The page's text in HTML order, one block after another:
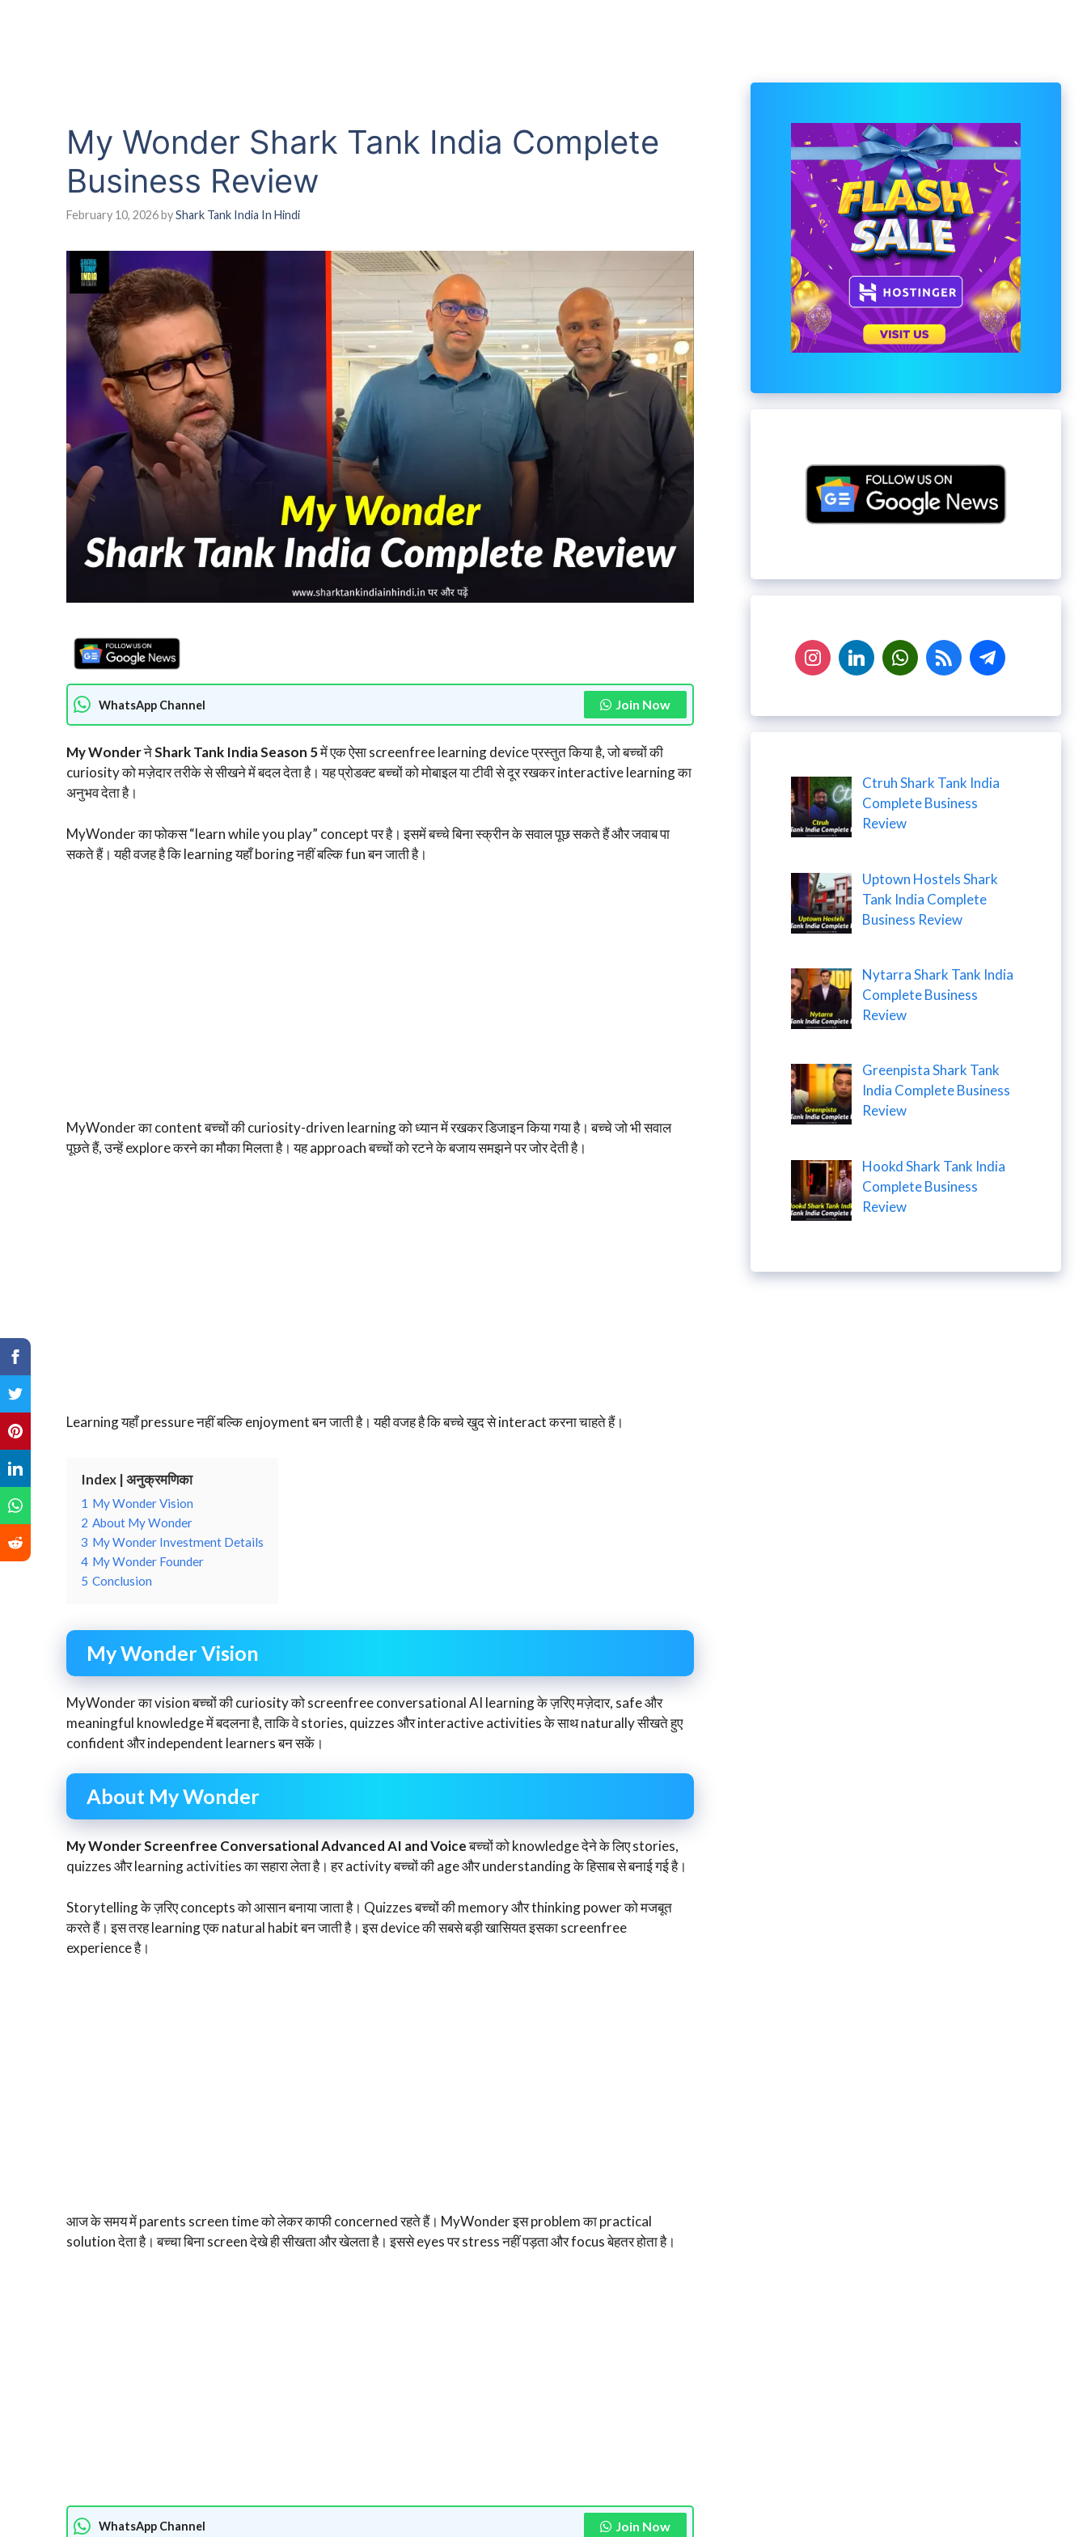
My Wonder Shark Tank India Complete
Business Review
February 10, 2026byShark Tank India In Hindi
WhatsApp Channel Join Now
My WonderनेShark Tank India Season 5में एक ऐसा screenfree learning device प्रस्तुत किया है, जो बच्चों की
curiosity को मज़ेदार तरीके से सीखने में बदल देता है। यह प्रोडक्ट बच्चों को मोबाइल या टीवी से दूर रखकर interactive learning का
अनुभव देता है।
MyWonder का फोकस “learn while you play” concept पर है। इसमें बच्चे बिना स्क्रीन के सवाल पूछ सकते हैं और जवाब पा
सकते हैं। यही वजह है कि learning यहाँ boring नहीं बल्कि fun बन जाती है।
MyWonder का content बच्चों की curiosity-driven learning को ध्यान में रखकर डिजाइन किया गया है। बच्चे जो भी सवाल
पूछते हैं, उन्हें explore करने का मौका मिलता है। यह approach बच्चों को रटने के बजाय समझने पर जोर देती है।
Learning यहाँ pressure नहीं बल्कि enjoyment बन जाती है। यही वजह है कि बच्चे खुद से interact करना चाहते हैं।
Index | अनुक्रमणिका
1 My Wonder Vision
2 About My Wonder
3 My Wonder Investment Details
4 My Wonder Founder
5 Conclusion
My Wonder Vision
MyWonder का vision बच्चों की curiosity को screenfree conversational AI learning के ज़रिए मज़ेदार, safe और
meaningful knowledge में बदलना है, ताकि वे stories, quizzes और interactive activities के साथ naturally सीखते हुए
confident और independent learners बन सकें।
About My Wonder
My Wonder Screenfree Conversational Advanced AI and Voiceबच्चों को knowledge देने के लिए stories,
quizzes और learning activities का सहारा लेता है। हर activity बच्चों की age और understanding के हिसाब से बनाई गई है।
Storytelling के ज़रिए concepts को आसान बनाया जाता है। Quizzes बच्चों की memory और thinking power को मजबूत
करते हैं। इस तरह learning एक natural habit बन जाती है। इस device की सबसे बड़ी खासियत इसका screenfree
experience है।
आज के समय में parents screen time को लेकर काफी concerned रहते हैं। MyWonder इस problem का practical
solution देता है। बच्चा बिना screen देखे ही सीखता और खेलता है। इससे eyes पर stress नहीं पड़ता और focus बेहतर होता है।
WhatsApp Channel Join Now
Ctruh Shark Tank India
Complete Business
Review
Uptown Hostels Shark
Tank India Complete
Business Review
Nytarra Shark Tank India
Complete Business
Review
Greenpista Shark Tank
India Complete Business
Review
Hookd Shark Tank India
Complete Business
Review